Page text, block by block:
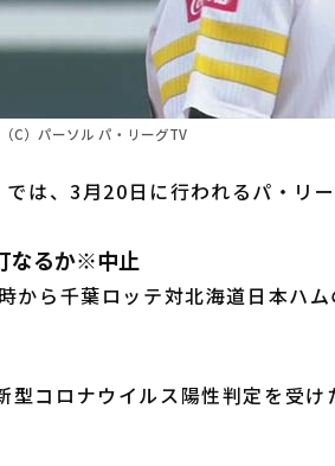
C）パーソル パ・リーグTV
では、3月20日に行われるパ・リ
なるか※中止
から千葉ロッテ対北海道日本ハ
コロナウイルス陽性判定を受け